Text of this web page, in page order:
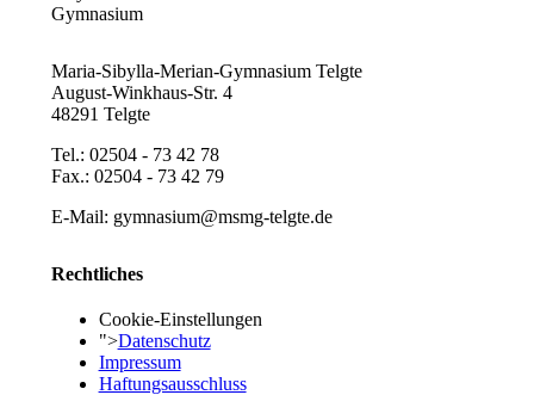
Maria-Sibylla-Merian-Gymnasium Telgte
August-Winkhaus-Str. 4
48291 Telgte
Tel.: 02504 - 73 42 78
Fax.: 02504 - 73 42 79
E-Mail: gymnasium@msmg-telgte.de
Rechtliches
Cookie-Einstellungen
">Datenschutz
Impressum
Haftungsausschluss